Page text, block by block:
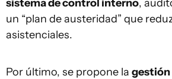
sistema de control interno,
un “plan de austeridad” que
asistenciales.
Por último, se propone la gestión